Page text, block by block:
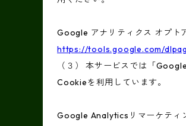
Google アナリティクス オプト
https://tools.google.com/
（３） 本サービスでは「
Cookieを利用しています。
Google Analyticsリマーケティ